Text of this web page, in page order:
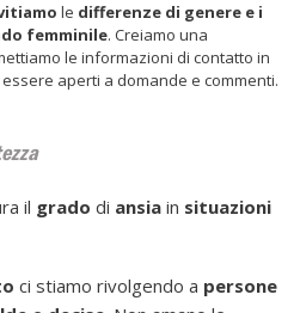
le differenze di genere e i
femminile. Creiamo una
le informazioni di contatto in
aperti a domande e commenti.
il grado di ansia in situazioni
ci stiamo rivolgendo a persone